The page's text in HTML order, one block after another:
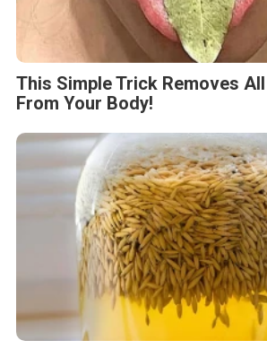
This Simple Trick Removes
From Your Body!